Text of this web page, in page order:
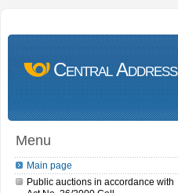
Central Address
Menu
Main page
Public auctions in accordance with